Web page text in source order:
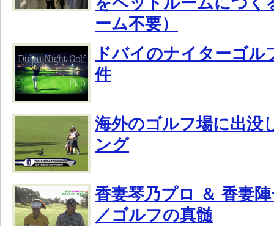
ーム不要）
ドバイのナイターゴ
件
海外のゴルフ場に出没
ング
香妻琴乃プロ ＆ 香妻
／ゴルフの真髄